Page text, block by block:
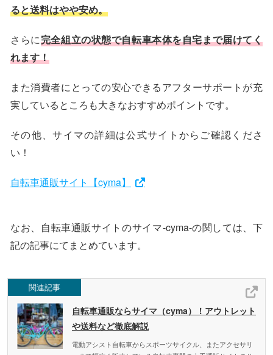
ると送料はやや安め。
さらに完全組立の状態で自転車本体を自宅まで届けてく
れます！
また消費者にとっての安心できるアフターサポートが充
実しているところも大きなおすすめポイントです。
その他、サイマの詳細は公式サイトからご確認くださ
い！
自転車通販サイト【cyma】
なお、自転車通販サイトのサイマ-cyma-の関しては、下
記の記事にてまとめています。
関連記事
自転車通販ならサイマ（cyma）！アウトレット
や送料など徹底解説
電動アシスト自転車からスポーツサイクル、またアクセサリ